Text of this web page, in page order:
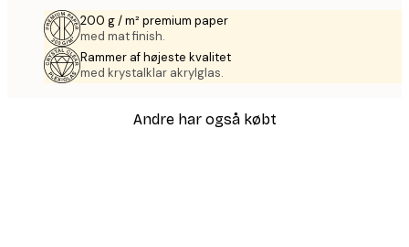
200 g / m² premium paper
med mat finish.
Rammer af højeste kvalitet
med krystalklar akrylglas.
Andre har også købt